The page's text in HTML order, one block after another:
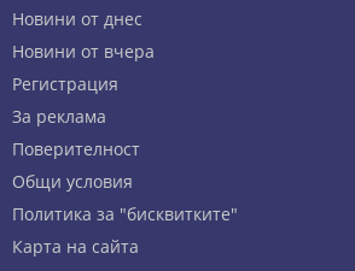
Новини от днес
Новини от вчера
Регистрация
За реклама
Πoвepитeлнocт
Общи условия
Политика за "бисквитките"
Карта на сайта